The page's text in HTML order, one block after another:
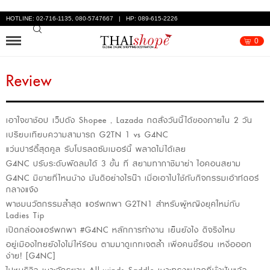
HOTLINE: 02-716-1135, 080-5747667 | HP: 089-615-2226
0
Review
เอาใจขาช้อป เว็ปดัง Shopee , Lazada กดสั่งวันนี้ได้ของภายใน 2 วัน
เปรียบเทียบความสามารถ G2TN 1 vs G4NC
แว่นปาร์ตี้สุดคูล รับโปรลดซัมเมอร์นี้ พลาดไม่ได้เลย
G4NC ปรับระดับพัดลมได้ 3 ขั้น ที่ สยามทากาชิมาย่า ไอคอนสยาม
G4NC มีขายที่ไหนบ้าง มันดีอย่างไรน๊า เมื่อเอาไปใช้กับกิจกรรมเอ้าท์ดอร์
กลางแจ้ง
พาชมนวัตกรรมล้ำสุด แอร์พกพา G2TN1 สำหรับผู้หญิงยุคใหม่กับ
Ladies Tip
เปิดกล่องแอร์พกพา #G4NC หลักการทำงาน เย็นยังไง ดีจริงไหม
อยู่เมืองไทยยังไงไม่ให้ร้อน ตามมาดูเกทเจตล้ำ เพื่อคนขี้ร้อน เหงื่อออก
ง่าย! [G4NC]